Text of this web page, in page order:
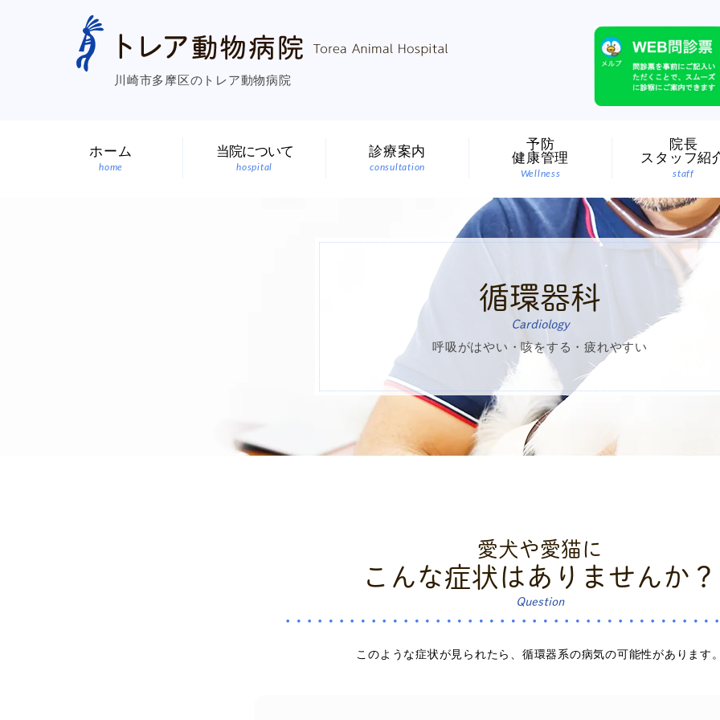
川崎市多摩区のトレア動物病院
ホーム
home
当院について
hospital
診療案内
consultation
予防
健康管理
Wellness
院長
スタッフ紹
staff
循環器科
Cardiology
呼吸がはやい・咳をする・疲れやすい
愛犬や愛猫に
こんな症状はありませんか？
Question
このような症状が見られたら、 循環器系の病気の可能性があります